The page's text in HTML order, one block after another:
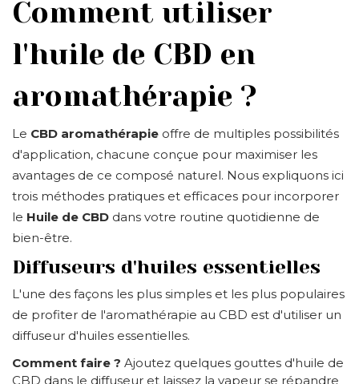
Comment utiliser
l'huile de CBD en
aromathérapie ?
Le CBD aromathérapie offre de multiples possibilités
d'application, chacune conçue pour maximiser les
avantages de ce composé naturel. Nous expliquons ici
trois méthodes pratiques et efficaces pour incorporer
le Huile de CBD dans votre routine quotidienne de
bien-être.
Diffuseurs d'huiles essentielles
L'une des façons les plus simples et les plus populaires
de profiter de l'aromathérapie au CBD est d'utiliser un
diffuseur d'huiles essentielles.
Comment faire ? Ajoutez quelques gouttes d'huile de
CBD dans le diffuseur et laissez la vapeur se répandre